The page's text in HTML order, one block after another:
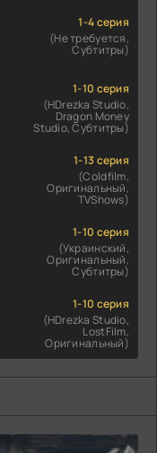
1-4 серия
(Не требуется,
Субтитры)
1-10 серия
(HDrezka Studio,
Dragon Money
Studio, Субтитры)
1-13 серия
(Coldfilm,
Оригинальный,
TVShows)
1-10 серия
(Украинский,
Оригинальный,
Субтитры)
1-10 серия
(HDrezka Studio,
LostFilm,
Оригинальный)